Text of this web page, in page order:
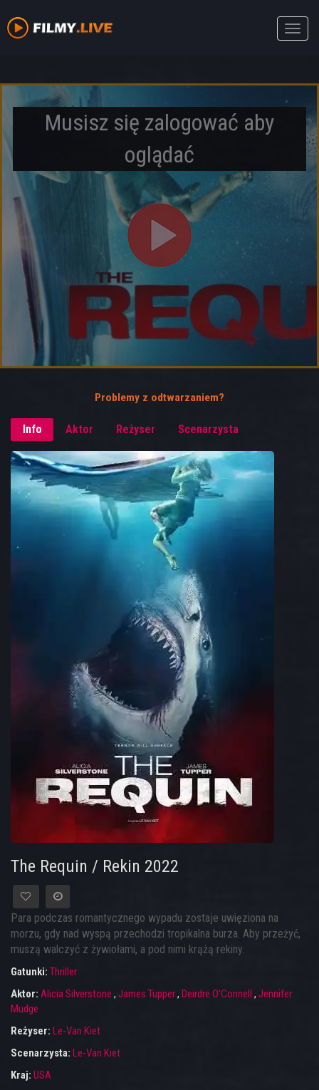
Toggle
Musisz się zalogować aby
oglądać
Problemy z odtwarzaniem?
Info Aktor Reżyser Scenarzysta
The Requin / Rekin 2022
Para podczas romantycznego wypadu zostaje uwięziona na
morzu, gdy nad wyspą przechodzi tropikalna burza. Aby przeżyć,
muszą walczyć z żywiołami, a pod nimi krążą rekiny.
Gatunki: Thriller
Aktor: Alicia Silverstone , James Tupper, Deirdre O'Connell , Jennifer
Mudge
Reżyser: Le-Van Kiet
Scenarzysta: Le-Van Kiet
Kraj: USA